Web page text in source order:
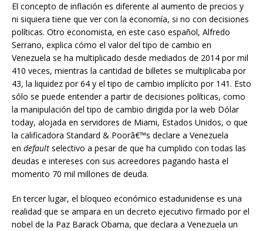
El concepto de inflación es diferente al aumento de precios y
ni siquiera tiene que ver con la economía, si no con decisiones
políticas. Otro economista, en este caso español, Alfredo
Serrano, explica cómo el valor del tipo de cambio en
Venezuela se ha multiplicado desde mediados de 2014 por mil
410 veces, mientras la cantidad de billetes se multiplicaba por
43, la liquidez por 64 y el tipo de cambio implícito por 141. Esto
sólo se puede entender a partir de decisiones políticas, como
la manipulación del tipo de cambio dirigida por la web Dólar
today, alojada en servidores de Miami, Estados Unidos, o que
la calificadora Standard & Poorâ€™s declare a Venezuela
en default selectivo a pesar de que ha cumplido con todas las
deudas e intereses con sus acreedores pagando hasta el
momento 70 mil millones de deuda.
En tercer lugar, el bloqueo económico estadunidense es una
realidad que se ampara en un decreto ejecutivo firmado por el
nobel de la Paz Barack Obama, que declara a Venezuela un